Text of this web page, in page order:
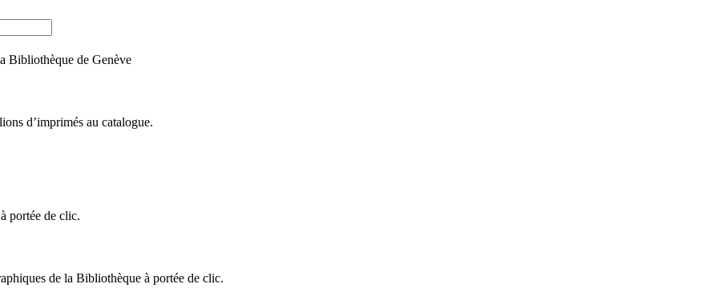
Bibliothèque de Genève
d’imprimés au catalogue.
portée de clic.
de la Bibliothèque à portée de clic.